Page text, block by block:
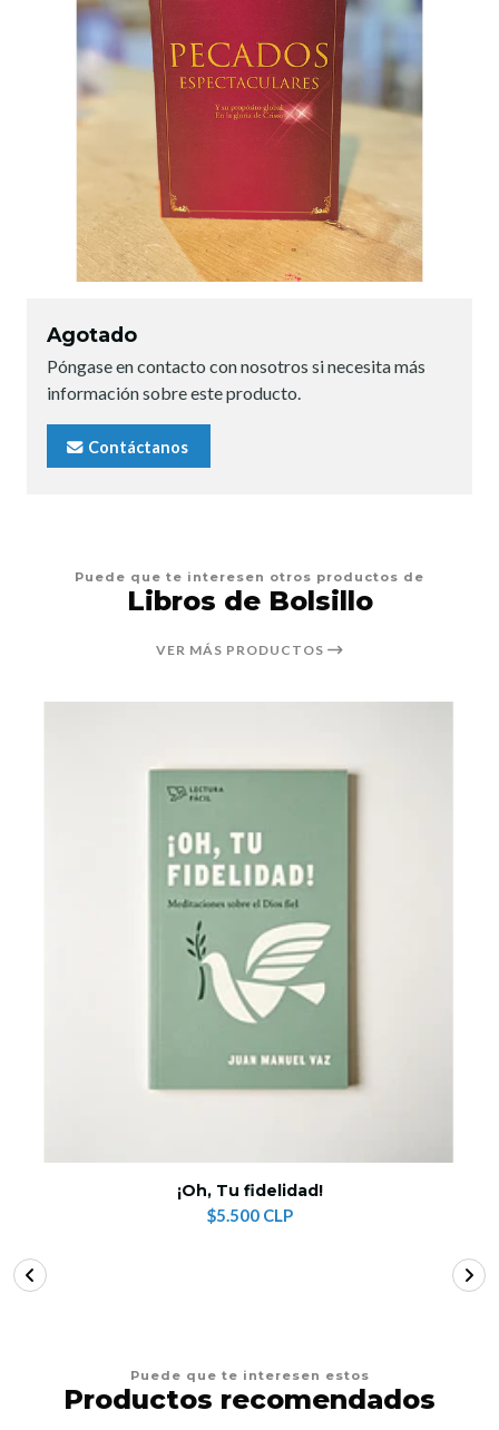
Agotado
Póngase en contacto con nosotros si necesita más
información sobre este producto.
Contáctanos
Puede que te interesen otros productos de
Libros de Bolsillo
VER MÁS PRODUCTOS
¡Oh, Tu fidelidad!
$5.500 CLP
Puede que te interesen estos
Productos recomendados